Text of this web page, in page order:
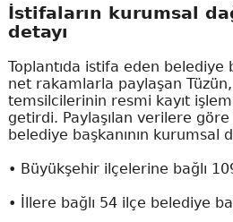
İstifaların kurumsal
detayı
Toplantıda istifa eden belediye
net rakamlarla paylaşan
temsilcilerinin resmi kayıt
getirdi. Paylaşılan verilere
belediye başkanının kurumsal
• Büyükşehir ilçelerine bağlı
• İllere bağlı 54 ilçe belediye